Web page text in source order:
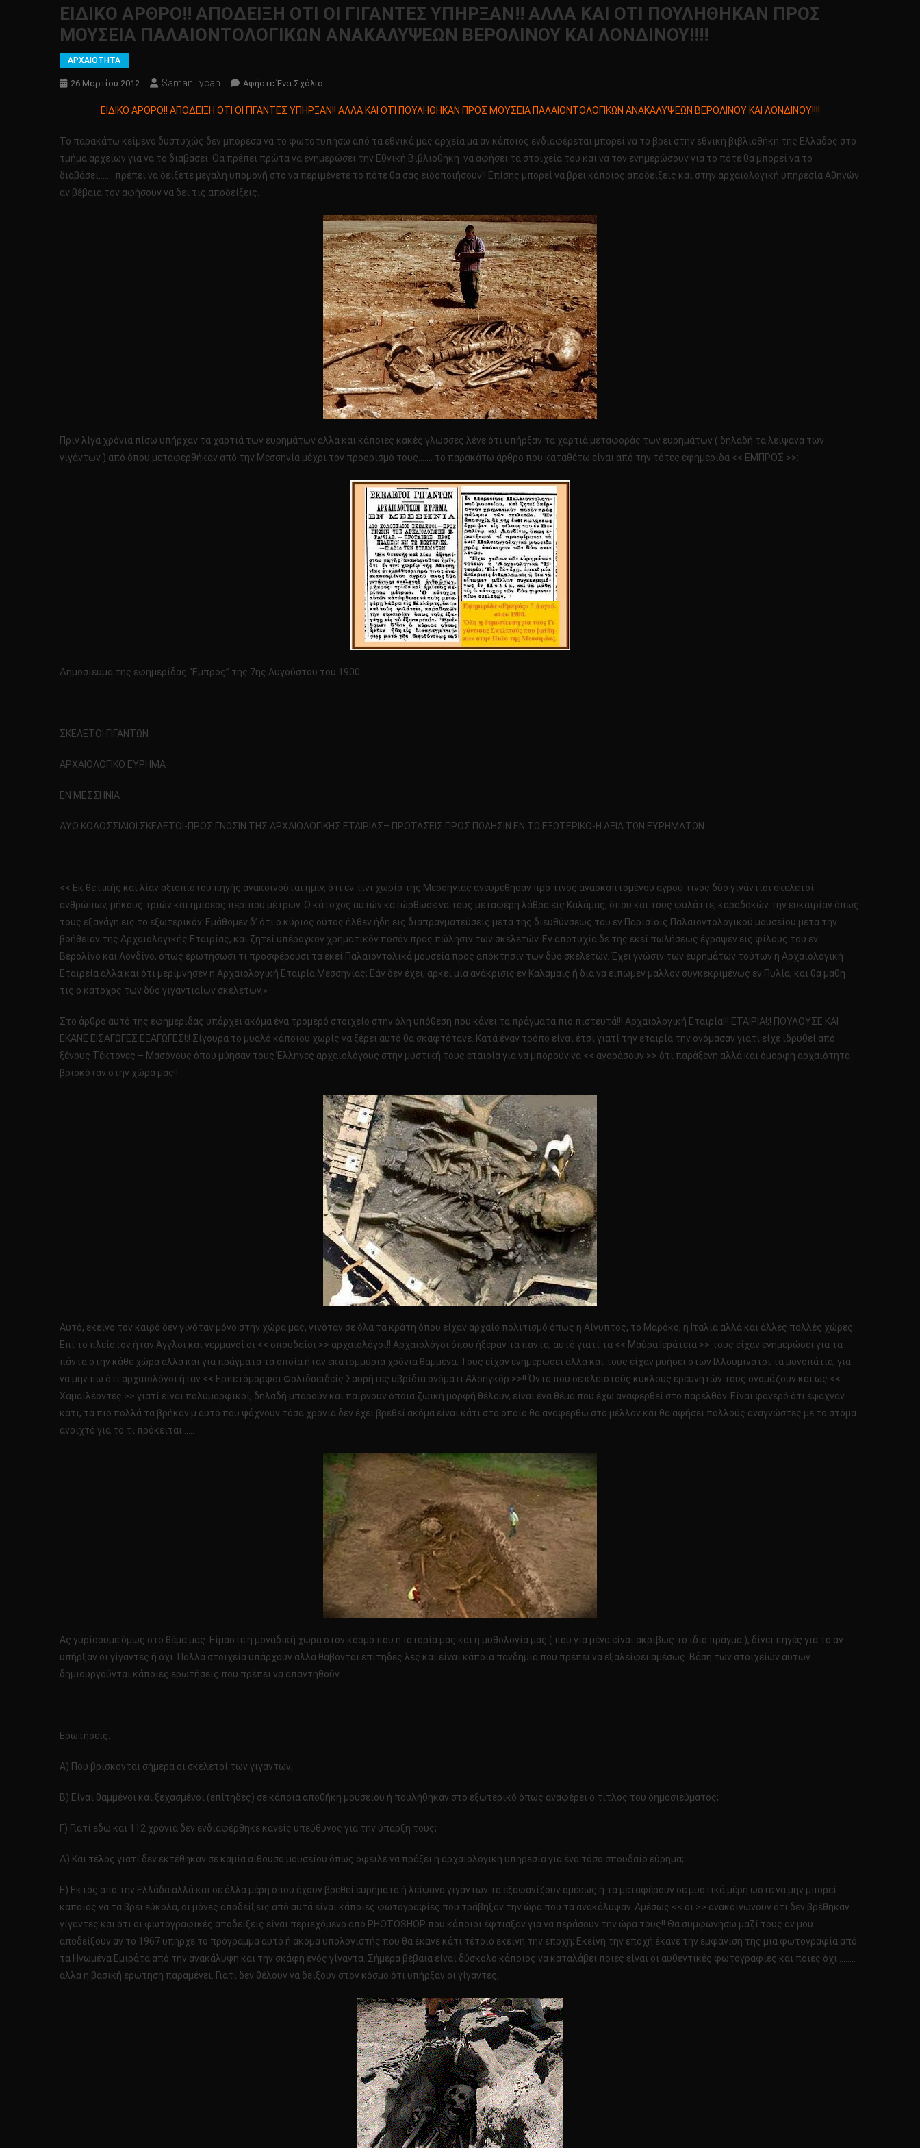
ΕΙΔΙΚΟ ΑΡΘΡΟ!! ΑΠΟΔΕΙΞΗ ΟΤΙ ΟΙ ΓΙΓΑΝΤΕΣ ΥΠΗΡΞΑΝ!! ΑΛΛΑ ΚΑΙ ΟΤΙ ΠΟΥΛΗΘΗΚΑΝ ΠΡΟΣ
ΜΟΥΣΕΙΑ ΠΑΛΑΙΟΝΤΟΛΟΓΙΚΩΝ ΑΝΑΚΑΛΥΨΕΩΝ ΒΕΡΟΛΙΝΟΥ ΚΑΙ ΛΟΝΔΙΝΟΥ!!!!
ΑΡΧΑΙΟΤΗΤΑ
26 Μαρτίου 2012 Saman Lycan Αφήστε Ένα Σχόλιο
ΕΙΔΙΚΟ
ΑΠΟΔΕΙΞΗ
ΟΤΙ
ΟΙ
ΑΛΛΑ
ΚΑΙ
ΟΤΙ
ΠΟΥΛΗΘΗΚΑΝ
ΠΡΟΣ
ΜΟΥΣΕΙΑ
ΠΑΛΑΙΟΝΤΟΛΟΓΙΚΩΝ
ΑΝΑΚΑΛΥΨΕΩΝ
ΒΕΡΟΛΙΝΟΥ
ΚΑΙ
ΛΟΝΔΙΝΟΥ!!!!
ΕΙΔΙΚΟ ΑΡΘΡΟ!! ΑΠΟΔΕΙΞΗ ΟΤΙ ΟΙ ΓΙΓΑΝΤΕΣ ΥΠΗΡΞΑΝ!! ΑΛΛΑ ΚΑΙ ΟΤΙ ΠΟΥΛΗΘΗΚΑΝ ΠΡΟΣ ΜΟΥΣΕΙΑ ΠΑΛΑΙΟΝΤΟΛΟΓΙΚΩΝ ΑΝΑΚΑΛΥΨΕΩΝ ΒΕΡΟΛΙΝΟΥ ΚΑΙ ΛΟΝΔΙΝΟΥ!!!!
Το παρακάτω κείμενο δυστυχώς δεν μπόρεσα να το φωτοτυπήσω από τα εθνικά μας αρχεία μα αν κάποιος ενδιαφέρεται μπορεί να το βρει στην εθνική βιβλιοθήκη της Ελλάδος στο
τμήμα αρχείων για να το διαβάσει. Θα πρέπει πρώτα να ενημερώσει την Εθνική Βιβλιοθήκη να αφήσει τα στοιχεία του και να τον ενημερώσουν για το πότε θα μπορεί να το
διαβάσει……. πρέπει να δείξετε μεγάλη υπομονή στο να περιμένετε το πότε θα σας ειδοποιήσουν!! Επίσης μπορεί να βρει κάποιος αποδείξεις και στην αρχαιολογική υπηρεσία Αθηνών
αν βέβαια τον αφήσουν να δει τις αποδείξεις.
Πριν λίγα χρόνια πίσω υπήρχαν τα χαρτιά των ευρημάτων αλλά και κάποιες κακές γλώσσες λένε ότι υπήρξαν τα χαρτιά μεταφοράς των ευρημάτων ( δηλαδή τα λείψανα των
γιγάντων ) από όπου μεταφερθήκαν από την Μεσσηνία μέχρι τον προορισμό τους……. το παρακάτω άρθρο που καταθέτω είναι από την τότες εφημερίδα << ΕΜΠΡΟΣ >>:
Δημοσίευμα της εφημερίδας “Εμπρός” της 7ης Αυγούστου του 1900.
ΣΚΕΛΕΤΟΙ ΓΙΓΑΝΤΩΝ
ΑΡΧΑΙΟΛΟΓΙΚΟ ΕΥΡΗΜΑ
ΕΝ ΜΕΣΣΗΝΙΑ
ΔΥΟ ΚΟΛΟΣΣΙΑΙΟΙ ΣΚΕΛΕΤΟΙ-ΠΡΟΣ ΓΝΩΣΙΝ ΤΗΣ ΑΡΧΑΙΟΛΟΓΙΚΗΣ ΕΤΑΙΡΙΑΣ– ΠΡΟΤΑΣΕΙΣ ΠΡΟΣ ΠΩΛΗΣΙΝ ΕΝ ΤΩ ΕΞΩΤΕΡΙΚΟ-Η ΑΞΙΑ ΤΩΝ ΕΥΡΗΜΑΤΩΝ.
<< Εκ θετικής και λίαν αξιοπίστου πηγής ανακοινούται ημιν, ότι εν τινι χωρίο της Μεσσηνίας ανευρέθησαν προ τινος ανασκαπτομένου αγρού τινος δύο γιγάντιοι σκελετοί
ανθρώπων, μήκους τριών και ημίσεος περίπου μέτρων. Ο κάτοχος αυτών κατώρθωσε να τους μεταφέρη λάθρα εις Καλάμας, όπου και τους φυλάττε, καραδοκών την ευκαιρίαν όπως
τους εξαγάγη εις το εξωτερικόν. Εμάθομεν δ’ ότι ο κύριος ούτος ήλθεν ήδη εις διαπραγματεύσεις μετά της διευθύνσεως του εν Παρισίοις Παλαιοντολογικού μουσείου μετα την
βοήθειαν της Αρχαιολογικής Εταιρίας, και ζητεί υπέρογκον χρηματικόν ποσόν προς πώλησιν των σκελετών. Εν αποτυχία δε της εκεί πωλήσεως έγραψεν εις φίλους του εν
Βερολίνο και Λονδίνο, όπως ερωτήσωσι τι προσφέρουσι τα εκεί Παλαιοντολικά μουσεία προς απόκτησιν των δύο σκελετών. Έχει γνώσιν των ευρημάτων τούτων η Αρχαιολογική
Εταιρεία αλλά και ότι μερίμνησεν η Αρχαιολογική Εταιρία Μεσσηνίας; Εάν δεν έχει, αρκεί μία ανάκρισις εν Καλάμαις ή δια να είπωμεν μάλλον συγκεκριμένως εν Πυλία, και θα μάθη
τις ο κάτοχος των δύο γιγαντιαίων σκελετών.»
Στο άρθρο αυτό της εφημερίδας υπάρχει ακόμα ένα τρομερό στοιχείο στην όλη υπόθεση που κάνει τα πράγματα πιο πιστευτά!!! Αρχαιολογική Εταιρία!!! ΕΤΑΙΡΙΑ!;! ΠΟΥΛΟΥΣΕ ΚΑΙ
ΕΚΑΝΕ ΕΙΣΑΓΩΓΕΣ ΕΞΑΓΩΓΕΣ!;! Σίγουρα το μυαλό κάποιου χωρίς να ξέρει αυτό θα σκαφτότανε. Κατά έναν τρόπο είναι έτσι γιατί την εταιρία την ονόμασαν γιατί είχε ιδρυθεί από
ξένους Τέκτονες – Μασόνους όπου μύησαν τους Έλληνες αρχαιολόγους στην μυστική τους εταιρία για να μπορούν να << αγοράσουν >> ότι παράξενη αλλά και όμορφη αρχαιότητα
βρισκόταν στην χώρα μας!!
Αυτό, εκείνο τον καιρό δεν γινόταν μόνο στην χώρα μας, γινόταν σε όλα τα κράτη όπου είχαν αρχαίο πολιτισμό όπως η Αίγυπτος, το Μαρόκο, η Ιταλία αλλά και άλλες πολλές χώρες.
Επί το πλείστον ήταν Άγγλοι και γερμανοί οι << σπουδαίοι >> αρχαιολόγοι!! Αρχαιολόγοι όπου ήξεραν τα πάντα, αυτό γιατί τα << Μαύρα Ιεράτεια >> τους είχαν ενημερώσει για τα
πάντα στην κάθε χώρα αλλά και για πράγματα τα οποία ήταν εκατομμύρια χρόνια θαμμένα. Τους είχαν ενημερώσει αλλά και τους είχαν μυήσει στων Ιλλουμινάτοι τα μονοπάτια, για
να μην πω ότι αρχαιολόγοι ήταν << Ερπετόμορφοι Φολιδοειδείς Σαυρήτες υβρίδια ονόματι Αλοηγκόρ >>!! Όντα που σε κλειστούς κύκλους ερευνητών τους ονομάζουν και ως <<
Χαμαιλέοντες >> γιατί είναι πολυμορφικοί, δηλαδή μπορούν και παίρνουν όποια ζωική μορφή θέλουν, είναι ένα θέμα που έχω αναφερθεί στο παρελθόν. Είναι φανερό ότι έψαχναν
κάτι, τα πιο πολλά τα βρήκαν μ αυτό που ψάχνουν τόσα χρόνια δεν έχει βρεθεί ακόμα είναι κάτι στο οποίο θα αναφερθώ στο μέλλον και θα αφήσει πολλούς αναγνώστες με το στόμα
ανοιχτό για το τι πρόκειται……
Ας γυρίσουμε όμως στο θέμα μας. Είμαστε η μοναδική χώρα στον κόσμο που η ιστορία μας και η μυθολογία μας ( που για μένα είναι ακριβώς το ίδιο πράγμα ), δίνει πηγές για το αν
υπήρξαν οι γίγαντες ή όχι. Πολλά στοιχεία υπάρχουν αλλά θάβονται επίτηδες λες και είναι κάποια πανδημία που πρέπει να εξαλείφει αμέσως. Βάση των στοιχείων αυτών
δημιουργούνται κάποιες ερωτήσεις που πρέπει να απαντηθούν.
Ερωτήσεις:
Α) Που βρίσκονται σήμερα οι σκελετοί των γιγάντων;
Β) Είναι θαμμένοι και ξεχασμένοι (επίτηδες) σε κάποια αποθήκη μουσείου ή πουλήθηκαν στο εξωτερικό όπως αναφέρει ο τίτλος του δημοσιεύματος;
Γ) Γιατί εδώ και 112 χρόνια δεν ενδιαφέρθηκε κανείς υπεύθυνος για την ύπαρξη τους;
Δ) Και τέλος γιατί δεν εκτέθηκαν σε καμία αίθουσα μουσείου όπως όφειλε να πράξει η αρχαιολογική υπηρεσία για ένα τόσο σπουδαίο εύρημα;
Ε) Εκτός από την Ελλάδα αλλά και σε άλλα μέρη όπου έχουν βρεθεί ευρήματα ή λείψανα γιγάντων τα εξαφανίζουν αμέσως ή τα μεταφέρουν σε μυστικά μέρη ώστε να μην μπορεί
κάποιος να τα βρει εύκολα, οι μόνες αποδείξεις από αυτά είναι κάποιες φωτογραφίες που τράβηξαν την ώρα που τα ανακάλυψαν. Αμέσως << οι >> ανακοινώνουν ότι δεν βρέθηκαν
γίγαντες και ότι οι φωτογραφικές αποδείξεις είναι περιεχόμενο από PHOTOSHOP που κάποιοι έφτιαξαν για να περάσουν την ώρα τους!! Θα συμφωνήσω μαζί τους αν μου
αποδείξουν αν το 1967 υπήρχε το πρόγραμμα αυτό ή ακόμα υπολογιστής που θα έκανε κάτι τέτοιο εκείνη την εποχή; Εκείνη την εποχή έκανε την εμφάνιση της μια φωτογραφία από
τα Ηνωμένα Εμιράτα από την ανακάλυψη και την σκάφη ενός γίγαντα. Σήμερα βέβαια είναι δύσκολο κάποιος να καταλάβει ποιες είναι οι αυθεντικές φωτογραφίες και ποιες όχι ……..
αλλά η βασική ερώτηση παραμένει. Γιατί δεν θέλουν να δείξουν στον κόσμο ότι υπήρξαν οι γίγαντες;